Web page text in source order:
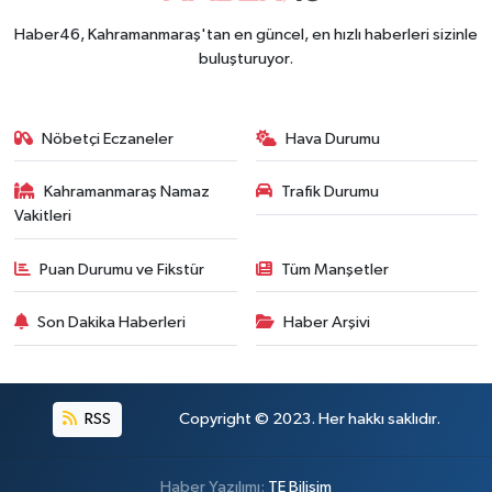
Haber46, Kahramanmaraş'tan en güncel, en hızlı haberleri sizinle
buluşturuyor.
Nöbetçi Eczaneler Hava Durumu
Kahramanmaraş Namaz
Vakitleri
Trafik Durumu
Puan Durumu ve Fikstür Tüm Manşetler
Son Dakika Haberleri Haber Arşivi
RSS Copyright © 2023. Her hakkı saklıdır.
Haber Yazılımı: TE Bilişim